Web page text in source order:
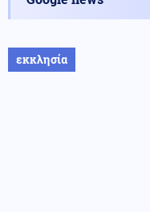
εκκλησία